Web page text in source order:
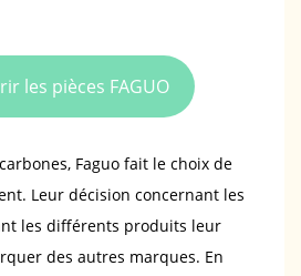
les pièces FAGUO
Faguo fait le choix de
Leur décision concernant les
les différents produits leur
des autres marques. En